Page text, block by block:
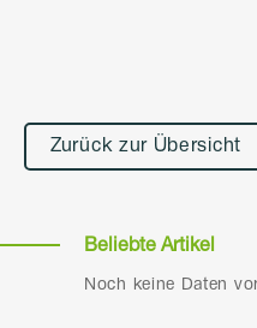
Zurück zur Übersicht
Beliebte Artikel
Noch keine Daten